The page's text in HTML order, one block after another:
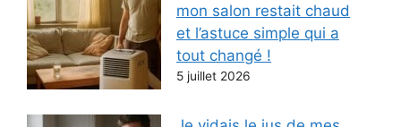
mon salon restait chaud
et l’astuce simple qui a
tout changé !
5 juillet 2026